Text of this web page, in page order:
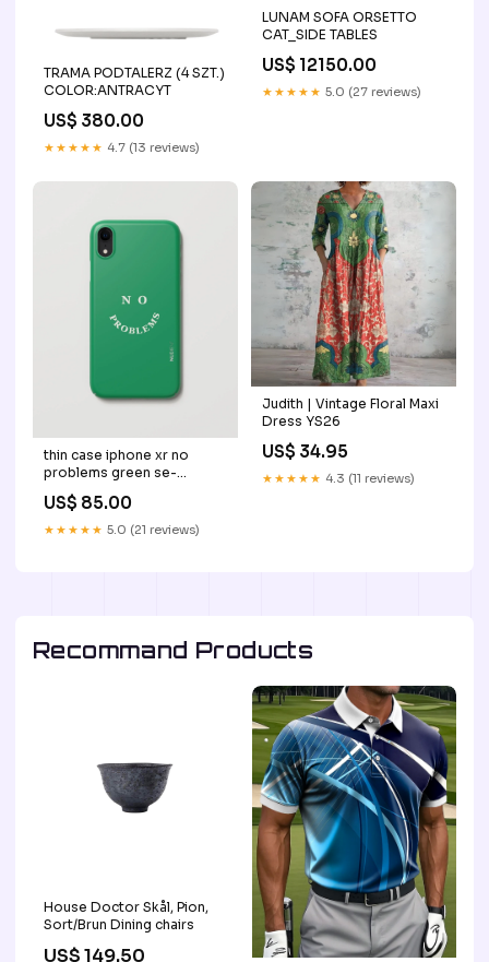
TRAMA PODTALERZ (4 SZT.)
COLOR:ANTRACYT
US$ 380.00
★★★★★ 4.7 (13 reviews)
LUNAM SOFA ORSETTO
CAT_SIDE TABLES
US$ 12150.00
★★★★★ 5.0 (27 reviews)
thin case iphone xr no
problems green se-
US$ 85.00
★★★★★ 5.0 (21 reviews)
Judith | Vintage Floral Maxi
Dress YS26
US$ 34.95
★★★★★ 4.3 (11 reviews)
Recommand Products
House Doctor Skål, Pion,
Sort/Brun Dining chairs
US$ 149.50